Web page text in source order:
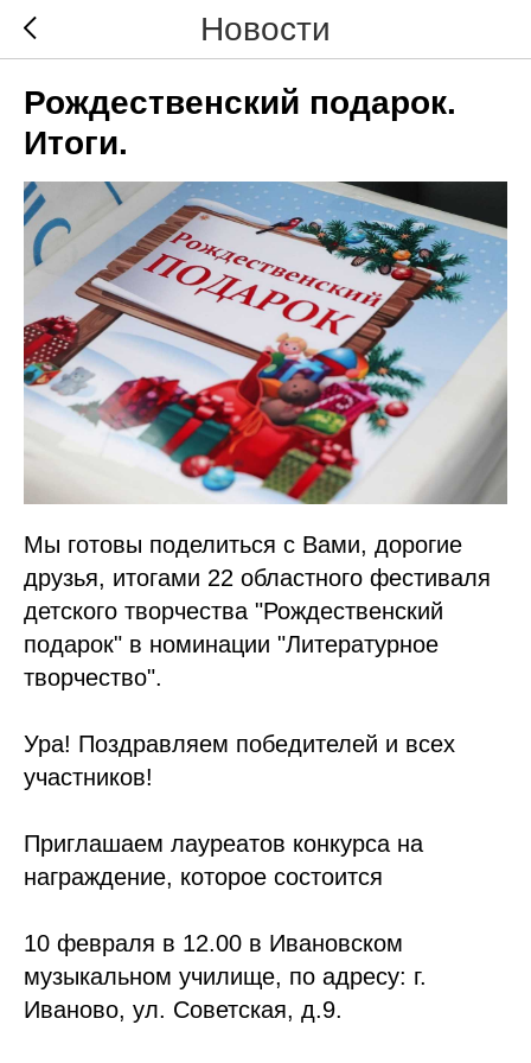
Новости
Рождественский подарок.
Итоги.
Мы готовы поделиться с Вами, дорогие
друзья, итогами 22 областного фестиваля
детского творчества "Рождественский
подарок" в номинации "Литературное
творчество".
Ура! Поздравляем победителей и всех
участников!
Приглашаем лауреатов конкурса на
награждение, которое состоится
10 февраля в 12.00 в Ивановском
музыкальном училище, по адресу: г.
Иваново, ул. Советская, д.9.